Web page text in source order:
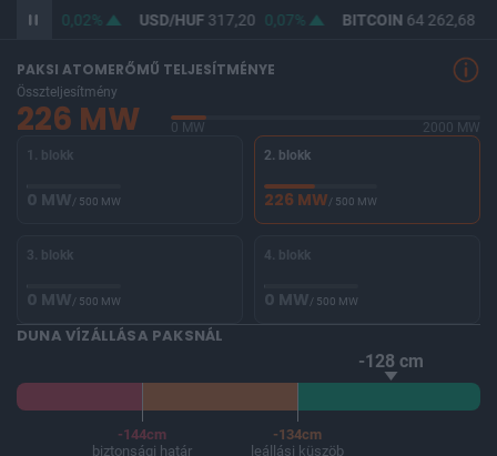
365,50 0,02% USD/HUF317,20 0,07% BITCOIN64 262,68
PAKSI ATOMERŐMŰ TELJESÍTMÉNYE
Összteljesítmény
226 MW 0 MW
2000 MW
1. blokk
0 MW/ 500 MW
2. blokk
226 MW/ 500 MW
3. blokk
0 MW/ 500 MW
4. blokk
0 MW/ 500 MW
DUNA VÍZÁLLÁSA PAKSNÁL
-128 cm
-144cm
biztonsági határ
-134cm
leállási küszöb